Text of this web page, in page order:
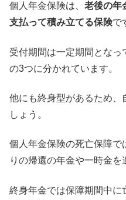
個人年金保険は、 老後の年
支払って積み立てる保険で
受付期間は一定期間とな
の3つに分かれています。
他にも終身型があるため、
しょう。
個人年金保険の死亡保障
りの帰還の年金や一時金を
終身年金では保障期間中に